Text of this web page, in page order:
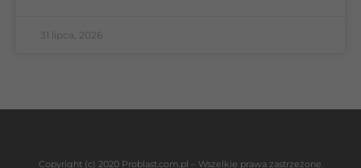
31 lipca, 2026
Copyright (c) 2020 Problast.com.pl – Wszelkie prawa zastrzeżone.